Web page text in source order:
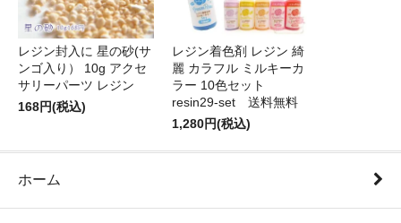
レジン封入に 星の砂(サ
ンゴ入り） 10g アクセ
サリーパーツ レジン
168円(税込)
レジン着色剤 レジン 綺
麗 カラフル ミルキーカ
ラー 10色セット
resin29-set 送料無料
1,280円(税込)
ホーム